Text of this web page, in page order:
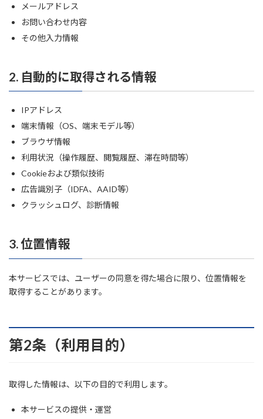
メールアドレス
お問い合わせ内容
その他入力情報
2. 自動的に取得される情報
IPアドレス
端末情報（OS、端末モデル等）
ブラウザ情報
利用状況（操作履歴、閲覧履歴、滞在時間等）
Cookieおよび類似技術
広告識別子（IDFA、AAID等）
クラッシュログ、診断情報
3. 位置情報
本サービスでは、ユーザーの同意を得た場合に限り、位置情報を
取得することがあります。
第2条（利用目的）
取得した情報は、以下の目的で利用します。
本サービスの提供・運営